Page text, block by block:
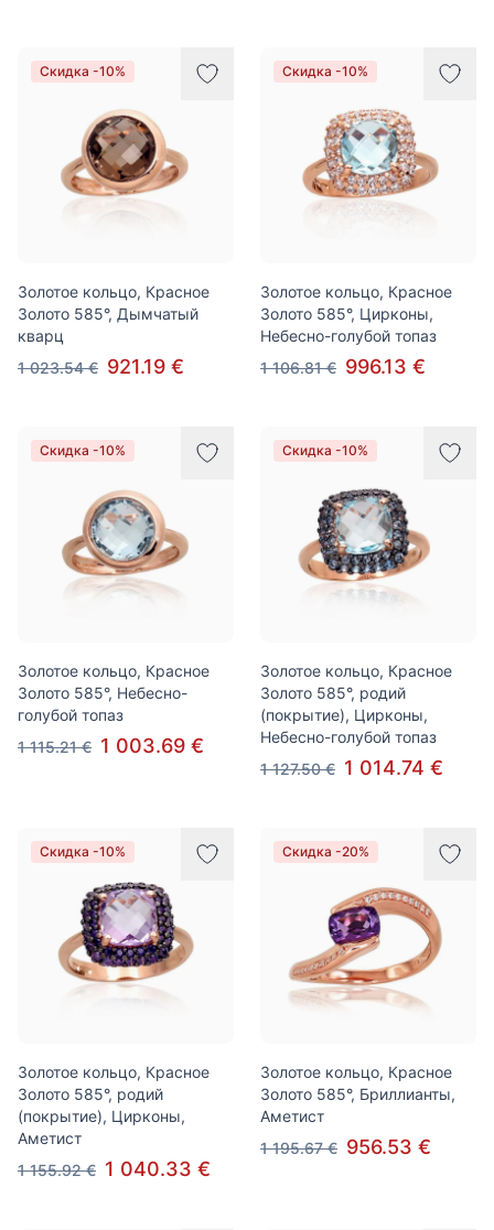
Скидка -10%
Золотое кольцо, Красное
Золото 585°, Дымчатый
кварц
1 023.54 € 921.19 €
Скидка -10%
Золотое кольцо, Красное
Золото 585°, Цирконы,
Небесно-голубой топаз
1 106.81 € 996.13 €
Скидка -10%
Золотое кольцо, Красное
Золото 585°, Небесно-
голубой топаз
1 115.21 € 1 003.69 €
Скидка -10%
Золотое кольцо, Красное
Золото 585°, родий
(покрытие), Цирконы,
Небесно-голубой топаз
1 127.50 € 1 014.74 €
Скидка -10%
Золотое кольцо, Красное
Золото 585°, родий
(покрытие), Цирконы,
Аметист
1 155.92 € 1 040.33 €
Скидка -20%
Золотое кольцо, Красное
Золото 585°, Бриллианты,
Аметист
1 195.67 € 956.53 €